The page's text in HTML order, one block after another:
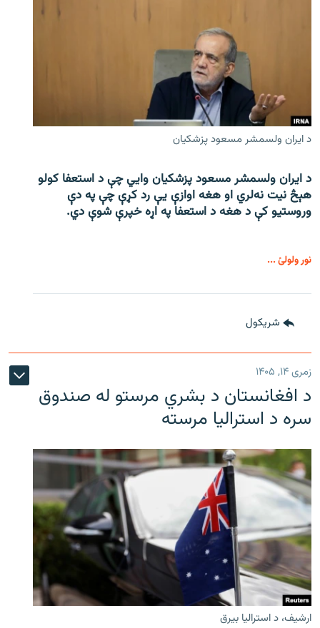
د ایران ولسمشر مسعود پزشکیان
د ایران ولسمشر مسعود پزشکیان وایي چې د استعفا کولو
هېڅ نیت نه‌لري او هغه اوازې یې رد کړې چې په دې
وروستیو کې د هغه د استعفا په اړه خپرې شوې دي.
نور ولولئ ...
شريکول
زمری ۱۴, ۱۴۰۵
د افغانستان د بشري مرستو له صندوق
سره د استرالیا مرسته
ارشیف، د استرالیا بیرق